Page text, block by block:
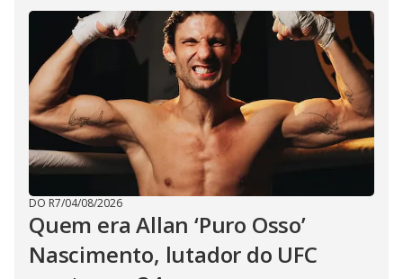
DO R7/04/08/2026
Quem era Allan ‘Puro Osso’
Nascimento, lutador do UFC